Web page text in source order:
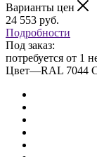
Варианты цен
24 553 руб.
Подробности
Под заказ:
потребуется от 1
Цвет—RAL 7044